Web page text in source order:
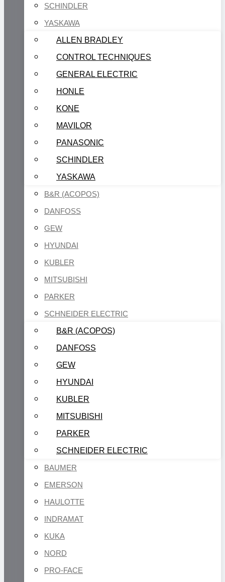
SCHINDLER
YASKAWA
ALLEN BRADLEY
CONTROL TECHNIQUES
GENERAL ELECTRIC
HONLE
KONE
MAVILOR
PANASONIC
SCHINDLER
YASKAWA
B&R (ACOPOS)
DANFOSS
GEW
HYUNDAI
KUBLER
MITSUBISHI
PARKER
SCHNEIDER ELECTRIC
B&R (ACOPOS)
DANFOSS
GEW
HYUNDAI
KUBLER
MITSUBISHI
PARKER
SCHNEIDER ELECTRIC
BAUMER
EMERSON
HAULOTTE
INDRAMAT
KUKA
NORD
PRO-FACE